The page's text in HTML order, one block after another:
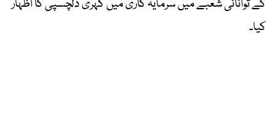
کے توانائی شعبے میں سرمایہ کاری میں گہری دلچسپی کا اظہار
کیا۔